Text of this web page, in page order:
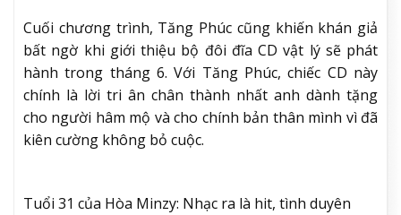
Cuối chương trình, Tăng Phúc cũng khiến khán giả
bất ngờ khi giới thiệu bộ đôi đĩa CD vật lý sẽ phát
hành trong tháng 6. Với Tăng Phúc, chiếc CD này
chính là lời tri ân chân thành nhất anh dành tặng
cho người hâm mộ và cho chính bản thân mình vì đã
kiên cường không bỏ cuộc.
Tuổi 31 của Hòa Minzy: Nhạc ra là hit, tình duyên